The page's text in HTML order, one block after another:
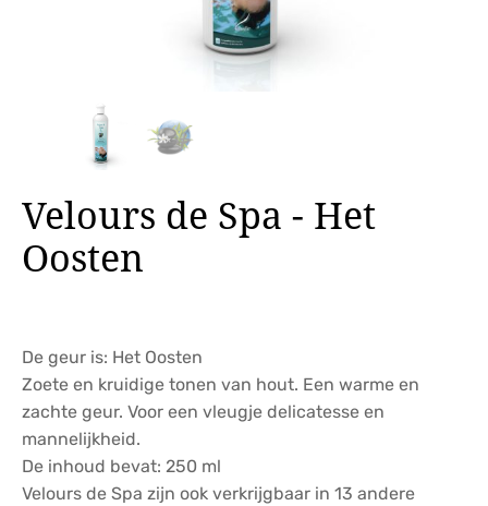
Velours de Spa - Het
Oosten
De geur is: Het Oosten
Zoete en kruidige tonen van hout. Een warme en
zachte geur. Voor een vleugje delicatesse en
mannelijkheid.
De inhoud bevat: 250 ml
Velours de Spa zijn ook verkrijgbaar in 13 andere